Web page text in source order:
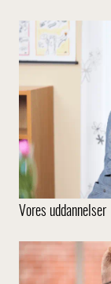
Vores uddannelser